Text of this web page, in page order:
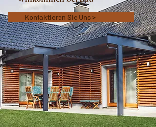
Kontaktieren Sie Uns >